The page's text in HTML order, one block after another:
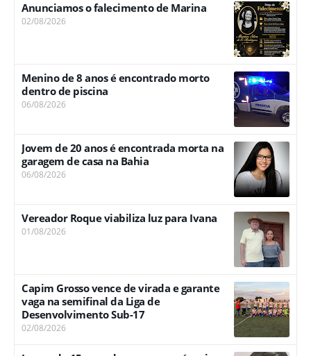
Anunciamos o falecimento de Marina
02/08/2026
Menino de 8 anos é encontrado morto
dentro de piscina
06/08/2026
Jovem de 20 anos é encontrada morta na
garagem de casa na Bahia
06/08/2026
Vereador Roque viabiliza luz para Ivana
01/08/2026
Capim Grosso vence de virada e garante
vaga na semifinal da Liga de
Desenvolvimento Sub-17
02/08/2026